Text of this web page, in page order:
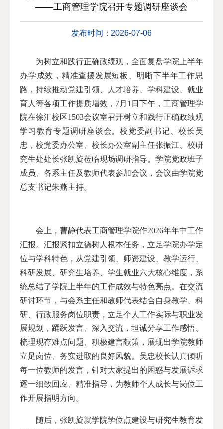
——工商管理学院召开专题调研座谈会
发布时间：2026-07-06
为树立和践行正确政绩观，全面复盘学院上半年
办学成效，精准查摆发展短板、明晰下半年工作思
路，持续推动党建引领、人才培养、学科建设、就业
育人等各项工作提质增效，7月1日下午，工商管理学
院在徐汇校区1503会议室召开树立和践行正确政绩观
学习教育专题调研座谈会。校党委副书记、校长吴
忠，校党委办公室、校长办公室副主任张振江、校研
究生处处长张凯旋莅临现场调研指导。学院党政班子
成员、各系主任及教师代表参加会议，会议由学院党
总支书记朱燕主持。
会上，曹静代表工商管理学院作2026年年中工作
汇报。汇报紧扣立德树人根本任务，立足学院办学定
位与学科特色，从党建引领、师资建设、教学运行、
科研发展、研究生培养、学生就业六大核心维度，系
统总结了学院上半年的工作成效与特色亮点。在交流
研讨环节，与会系主任和教师代表结合自身教学、科
研、行政服务岗位职责，立足个人工作实际与职业发
展规划，踊跃发言、深入交流，坦诚分享工作感悟、
梳理现存难点问题、积极建言献策，展现出学院教师
立足岗位、务实进取的良好风貌。吴忠校长认真倾听
每一位教师的发言，针对大家提出的困惑与发展诉求
逐一细致回应、精准指导，为教师个人成长与岗位工
作开展指明方向。
随后，张凯旋就学院学位点建设与研究生教育发